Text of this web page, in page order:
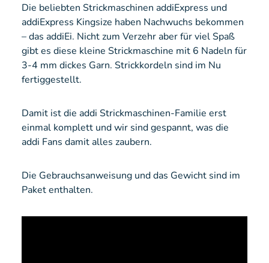
Die beliebten Strickmaschinen addiExpress und
addiExpress Kingsize haben Nachwuchs bekommen
– das addiEi. Nicht zum Verzehr aber für viel Spaß
gibt es diese kleine Strickmaschine mit 6 Nadeln für
3-4 mm dickes Garn. Strickkordeln sind im Nu
fertiggestellt.
Damit ist die addi Strickmaschinen-Familie erst
einmal komplett und wir sind gespannt, was die
addi Fans damit alles zaubern.
Die Gebrauchsanweisung und das Gewicht sind im
Paket enthalten.